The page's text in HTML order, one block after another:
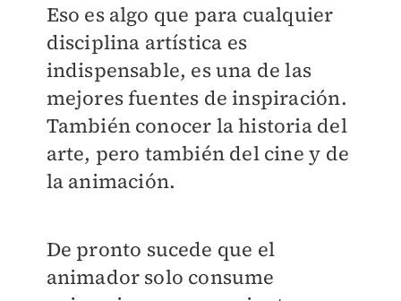
Eso es algo que para cualquier
disciplina artística es
indispensable, es una de las
mejores fuentes de inspiración.
También conocer la historia del
arte, pero también del cine y de
la animación.
De pronto sucede que el
animador solo consume